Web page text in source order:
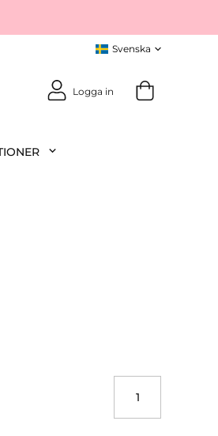
Logga in